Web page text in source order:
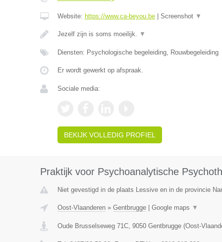
Website: https://www.ca-beyou.be| Screenshot ▼
Jezelf zijn is soms moeilijk. ▼
Diensten: Psychologische begeleiding, Rouwbegeleiding
Er wordt gewerkt op afspraak.
Sociale media:
BEKIJK VOLLEDIG PROFIEL
Praktijk voor Psychoanalytische
Niet gevestigd in de plaats Lessive en in de provincie
Oost-Vlaanderen» Gentbrugge| Google maps ▼
Oude Brusselseweg 71C, 9050 Gentbrugge(Oost-